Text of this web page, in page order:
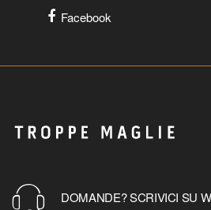
Facebook
DOMANDE? SCRIVICI SU